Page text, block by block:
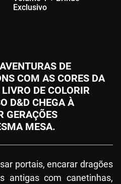
Exclusivo
DE
COM AS CORES DA
DE COLORIR
D&D CHEGA À
GERAÇÕES
MESA.
portais, encarar dragões
antigas com canetinhas,